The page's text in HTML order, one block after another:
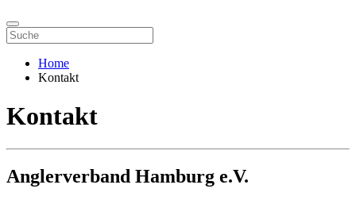
Home
Kontakt
Kontakt
Anglerverband Hamburg e.V.